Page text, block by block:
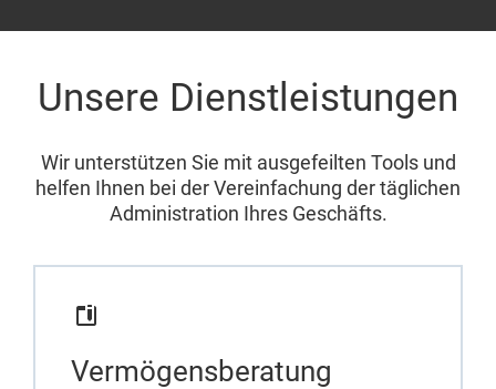
Unsere Dienstleistungen
Wir unterstützen Sie mit ausgefeilten Tools und
helfen Ihnen bei der Vereinfachung der täglichen
Administration Ihres Geschäfts.
Vermögensberatung